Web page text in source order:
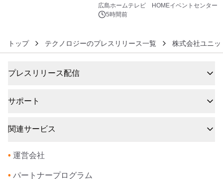
同時オープンします！
広島ホームテレビ HOMEイベントセンター
5時間前
トップ テクノロジーのプレスリリース一覧 株式会社ユニッ
プレスリリース配信
サポート
関連サービス
• 運営会社
• パートナープログラム